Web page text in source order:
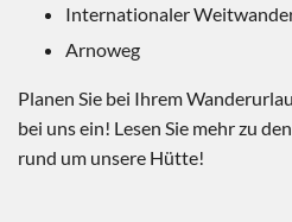
Internationaler
Arnoweg
Planen Sie bei Ihrem
bei uns ein! Lesen Sie mehr zu
rund um unsere Hütte!